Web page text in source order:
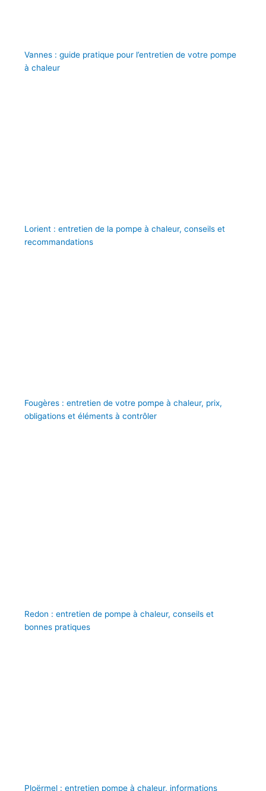
Vannes : guide pratique pour l’entretien de votre pompe
à chaleur
Lorient : entretien de la pompe à chaleur, conseils et
recommandations
Fougères : entretien de votre pompe à chaleur, prix,
obligations et éléments à contrôler
Redon : entretien de pompe à chaleur, conseils et
bonnes pratiques
Ploërmel : entretien pompe à chaleur, informations